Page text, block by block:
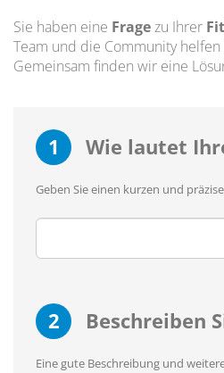
Sie haben eine Fragezu Ihrer
Team und die Community
Gemeinsam finden wir eine
1 Wie lautet
Geben Sie einen kurzen und
2 Beschreiben
Eine gute Beschreibung und